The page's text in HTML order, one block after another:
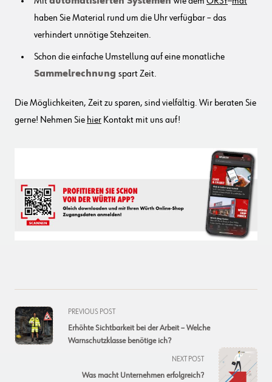
haben Sie Material rund um die Uhr verfügbar – das
verhindert unnötige Stehzeiten.
Schon die einfache Umstellung auf eine monatliche
Sammelrechnung spart Zeit.
Die Möglichkeiten, Zeit zu sparen, sind vielfältig. Wir beraten Sie
gerne! Nehmen Sie hier Kontakt mit uns auf!
<span
class="nav-
subtitle
PREVIOUS POST
Erhöhte Sichtbarkeit bei der Arbeit – Welche
Warnschutzklasse benötige ich?
NEXT POST
Was macht Unternehmen erfolgreich?